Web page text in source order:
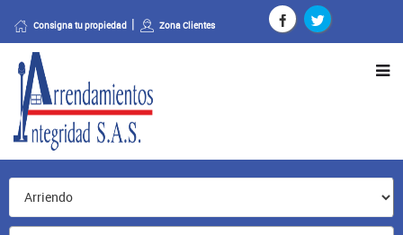
Consigna tu propiedad Zona Clientes